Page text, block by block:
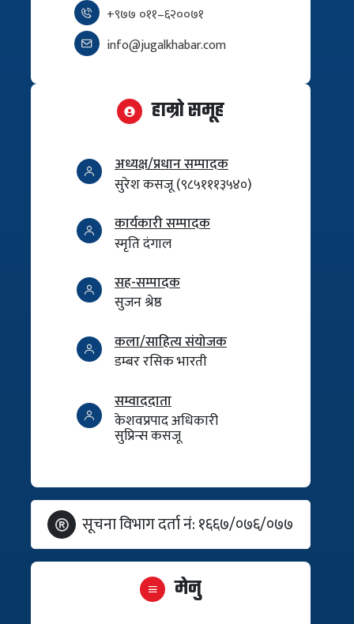
+९७७ ०११–६२००७१
info@jugalkhabar.com
हाम्रो समूह
अध्यक्ष/प्रधान सम्पादक
सुरेश कसजू (९८५१११३५४०)
कार्यकारी सम्पादक
स्मृति दंगाल
सह-सम्पादक
सुजन श्रेष्ठ
कला/साहित्य संयोजक
डम्बर रसिक भारती
सम्वाददाता
केशवप्रपाद अधिकारी
सुप्रिन्स कसजू
सूचना विभाग दर्ता नं: १६६७/०७६/०७७
मेनु